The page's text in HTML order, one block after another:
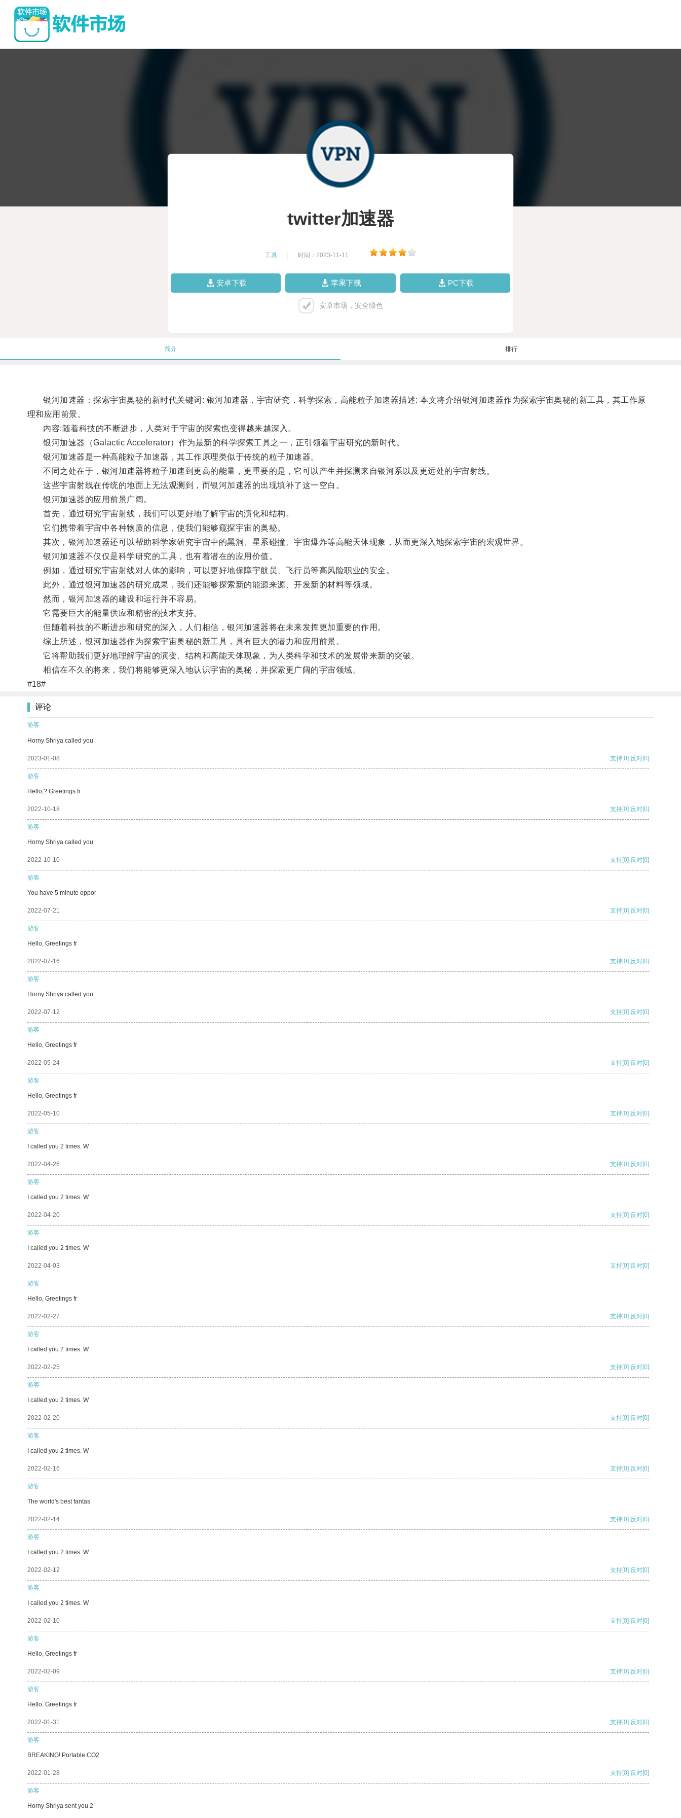
twitter加速器
工具 时间：2023-11-11
安卓下载 苹果下载 PC下载
安卓市场，安全绿色
简介 排行
银河加速器：探索宇宙奥秘的新时代关键词: 银河加速器，宇宙研究，科学探索，高能粒子加速器描述: 本文将介绍银河加速器作为探索宇宙奥秘的新工具，其工作原
理和应用前景。
内容:随着科技的不断进步，人类对于宇宙的探索也变得越来越深入。
银河加速器（Galactic Accelerator）作为最新的科学探索工具之一，正引领着宇宙研究的新时代。
银河加速器是一种高能粒子加速器，其工作原理类似于传统的粒子加速器。
不同之处在于，银河加速器将粒子加速到更高的能量，更重要的是，它可以产生并探测来自银河系以及更远处的宇宙射线。
这些宇宙射线在传统的地面上无法观测到，而银河加速器的出现填补了这一空白。
银河加速器的应用前景广阔。
首先，通过研究宇宙射线，我们可以更好地了解宇宙的演化和结构。
它们携带着宇宙中各种物质的信息，使我们能够窥探宇宙的奥秘。
其次，银河加速器还可以帮助科学家研究宇宙中的黑洞、星系碰撞、宇宙爆炸等高能天体现象，从而更深入地探索宇宙的宏观世界。
银河加速器不仅仅是科学研究的工具，也有着潜在的应用价值。
例如，通过研究宇宙射线对人体的影响，可以更好地保障宇航员、飞行员等高风险职业的安全。
此外，通过银河加速器的研究成果，我们还能够探索新的能源来源、开发新的材料等领域。
然而，银河加速器的建设和运行并不容易。
它需要巨大的能量供应和精密的技术支持。
但随着科技的不断进步和研究的深入，人们相信，银河加速器将在未来发挥更加重要的作用。
综上所述，银河加速器作为探索宇宙奥秘的新工具，具有巨大的潜力和应用前景。
它将帮助我们更好地理解宇宙的演变、结构和高能天体现象，为人类科学和技术的发展带来新的突破。
相信在不久的将来，我们将能够更深入地认识宇宙的奥秘，并探索更广阔的宇宙领域。
#18#
评论
游客
Horny Shriya called you
2023-01-08 支持[0] 反对[0]
游客
Hello,? Greetings fr
2022-10-18 支持[0] 反对[0]
游客
Horny Shriya called you
2022-10-10 支持[0] 反对[0]
游客
You have 5 minute oppor
2022-07-21 支持[0] 反对[0]
游客
Hello, Greetings fr
2022-07-16 支持[0] 反对[0]
游客
Horny Shriya called you
2022-07-12 支持[0] 反对[0]
游客
Hello, Greetings fr
2022-05-24 支持[0] 反对[0]
游客
Hello, Greetings fr
2022-05-10 支持[0] 反对[0]
游客
I called you 2 times. W
2022-04-26 支持[0] 反对[0]
游客
I called you 2 times. W
2022-04-20 支持[0] 反对[0]
游客
I called you 2 times. W
2022-04-03 支持[0] 反对[0]
游客
Hello, Greetings fr
2022-02-27 支持[0] 反对[0]
游客
I called you 2 times. W
2022-02-25 支持[0] 反对[0]
游客
I called you 2 times. W
2022-02-20 支持[0] 反对[0]
游客
I called you 2 times. W
2022-02-16 支持[0] 反对[0]
游客
The world's best fantas
2022-02-14 支持[0] 反对[0]
游客
I called you 2 times. W
2022-02-12 支持[0] 反对[0]
游客
I called you 2 times. W
2022-02-10 支持[0] 反对[0]
游客
Hello, Greetings fr
2022-02-09 支持[0] 反对[0]
游客
Hello, Greetings fr
2022-01-31 支持[0] 反对[0]
游客
BREAKING! Portable CO2
2022-01-28 支持[0] 反对[0]
游客
Horny Shriya sent you 2